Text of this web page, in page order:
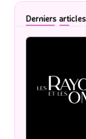
Derniers